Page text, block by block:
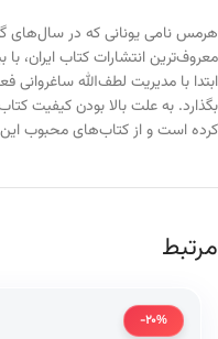
هرمس نامی یونانی که در سال‌های
ابتدا با مدیریت لطف‌الله
کرده است و از کتاب‌های محبوب این
مرتبط
-20%